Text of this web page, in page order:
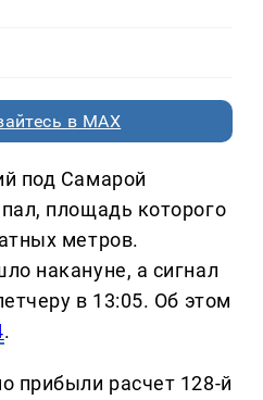
в MAX
под Самарой
площадь которого
метров.
накануне, а сигнал
в 13:05. Об этом
.
прибыли расчет 128-й